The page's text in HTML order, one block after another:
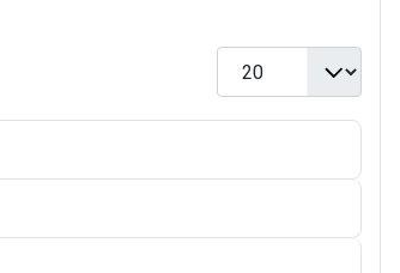
Visualizza n.